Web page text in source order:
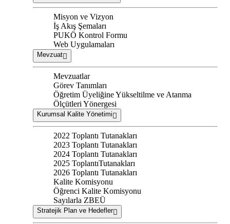
Misyon ve Vizyon
İş Akış Şemaları
PUKÖ Kontrol Formu
Web Uygulamaları
Mevzuat
Mevzuatlar
Görev Tanımları
Öğretim Üyeliğine Yükseltilme ve Atanma
Ölçütleri Yönergesi
Kurumsal Kalite Yönetimi
2022 Toplantı Tutanakları
2023 Toplantı Tutanakları
2024 Toplantı Tutanakları
2025 ToplantıTutanakları
2026 Toplantı Tutanakları
Kalite Komisyonu
Öğrenci Kalite Komisyonu
Sayılarla ZBEÜ
Stratejik Plan ve Hedefler